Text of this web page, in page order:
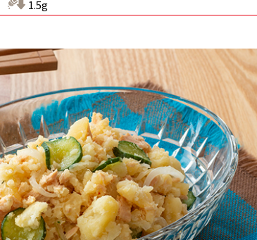
煮干 粉末 だしの素 だしパック
ヤマキ流だしの取り方
1.5g